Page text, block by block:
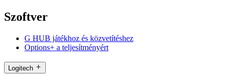
Szoftver
G HUB játékhoz és közvetítéshez
Options+ a teljesítményért
Logitech